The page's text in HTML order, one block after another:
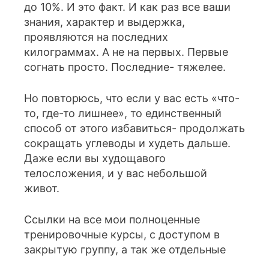
до 10%. И это факт. И как раз все ваши
знания, характер и выдержка,
проявляются на последних
килограммах. А не на первых. Первые
согнать просто. Последние- тяжелее.
Но повторюсь, что если у вас есть «что-
то, где-то лишнее», то единственный
способ от этого избавиться- продолжать
сокращать углеводы и худеть дальше.
Даже если вы худощавого
телосложения, и у вас небольшой
живот.
Ссылки на все мои полноценные
тренировочные курсы, с доступом в
закрытую группу, а так же отдельные